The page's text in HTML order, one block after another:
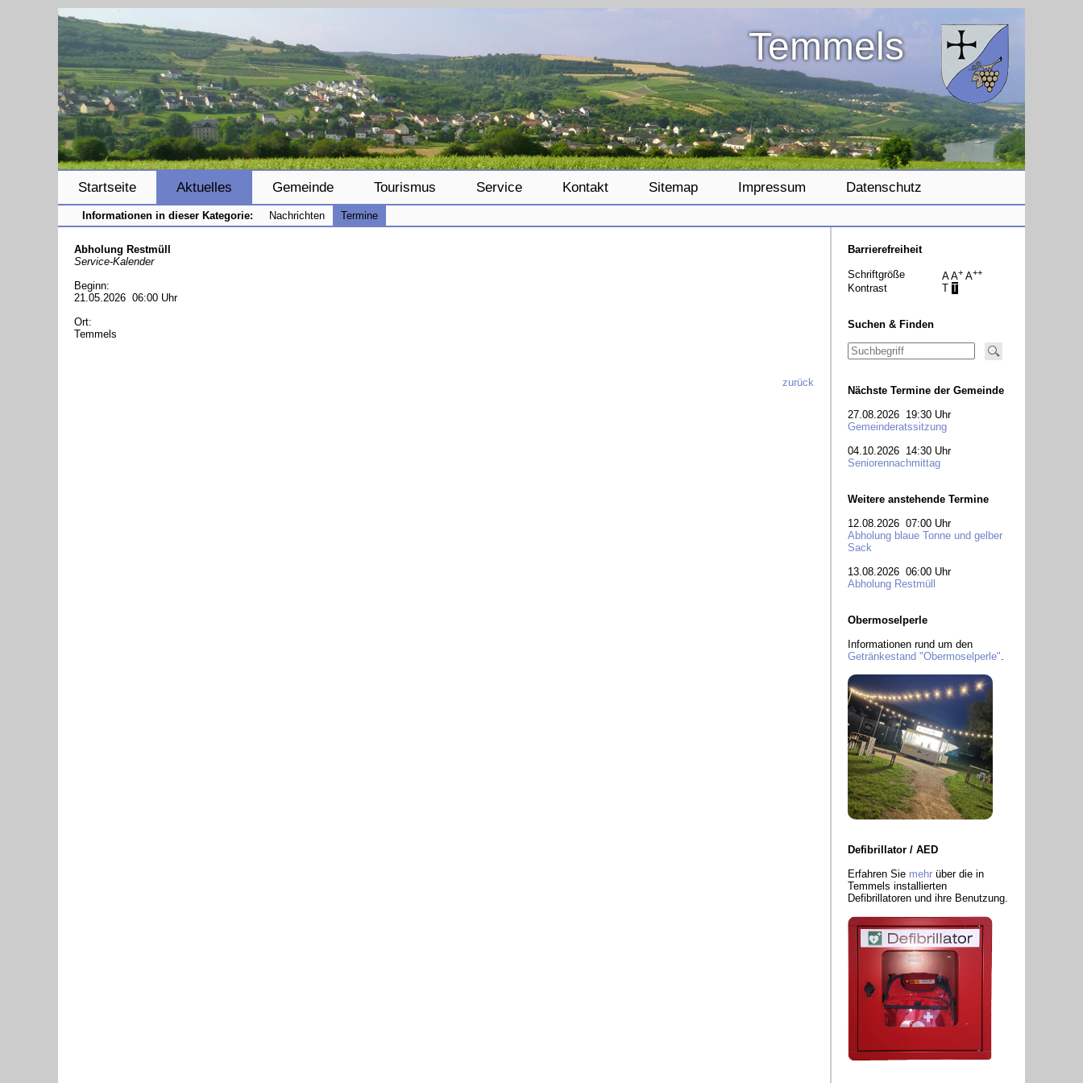
Temmels
Startseite Aktuelles Gemeinde Tourismus Service Kontakt Sitemap Impressum Datenschutz
Informationen in dieser Kategorie: Nachrichten Termine
Abholung Restmüll
Service-Kalender
Beginn:
21.05.2026 06:00 Uhr
Ort:
Temmels
zurück
Barrierefreiheit
Schriftgröße A A+ A++
Kontrast T T
Suchen & Finden
Nächste Termine der Gemeinde
27.08.2026 19:30 Uhr
Gemeinderatssitzung
04.10.2026 14:30 Uhr
Seniorennachmittag
Weitere anstehende Termine
12.08.2026 07:00 Uhr
Abholung blaue Tonne und gelber
Sack
13.08.2026 06:00 Uhr
Abholung Restmüll
Obermoselperle
Informationen rund um den
Getränkestand "Obermoselperle".
Defibrillator / AED
Erfahren Sie mehr über die in
Temmels installierten
Defibrillatoren und ihre Benutzung.